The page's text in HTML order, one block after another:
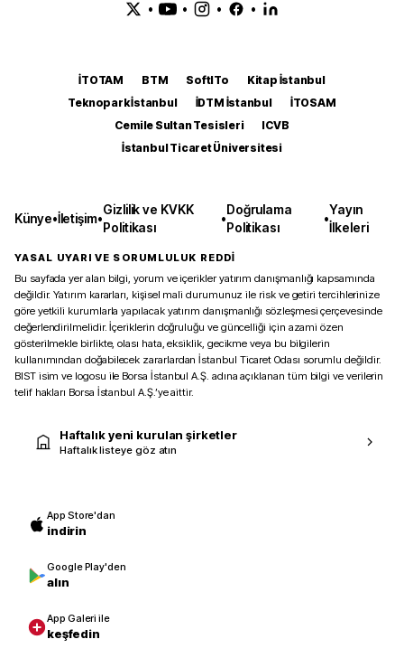
• • • •
İTOTAM BTM SoftITo
Kitap İstanbul
Teknopark İstanbul
İDTM İstanbul
İTOSAM
Cemile Sultan Tesisleri
ICVB
İstanbul Ticaret Üniversitesi
Künye•İletişim•
Gizlilik ve KVKK
Politikası
•
Doğrulama
Politikası
•
Yayın
İlkeleri
YASAL UYARI VE SORUMLULUK REDDİ
Bu sayfada yer alan bilgi, yorum ve içerikler yatırım danışmanlığı kapsamında
değildir. Yatırım kararları, kişisel mali durumunuz ile risk ve getiri tercihlerinize
göre yetkili kurumlarla yapılacak yatırım danışmanlığı sözleşmesi çerçevesinde
değerlendirilmelidir. İçeriklerin doğruluğu ve güncelliği için azami özen
gösterilmekle birlikte, olası hata, eksiklik, gecikme veya bu bilgilerin
kullanımından doğabilecek zararlardan İstanbul Ticaret Odası sorumlu değildir.
BIST isim ve logosu ile Borsa İstanbul A.Ş. adına açıklanan tüm bilgi ve verilerin
telif hakları Borsa İstanbul A.Ş.’ye aittir.
Haftalık yeni kurulan şirketler
Haftalık listeye göz atın
App Store'dan
indirin
Google Play'den
alın
App Galeri ile
keşfedin